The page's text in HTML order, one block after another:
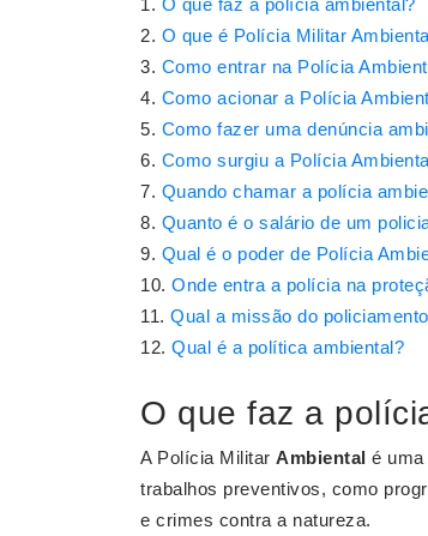
O que faz a polícia ambiental?
O que é Polícia Militar
Como entrar na Polícia
Como acionar a Polícia
Como fazer uma denúncia
Como surgiu a Polícia
Quando chamar a polícia
Quanto é o salário de um
Qual é o poder de Polícia
Onde entra a polícia na
Qual a missão do
Qual é a política ambiental?
O que faz a
A Polícia Militar Ambiental é
trabalhos preventivos, como
e crimes contra a natureza.